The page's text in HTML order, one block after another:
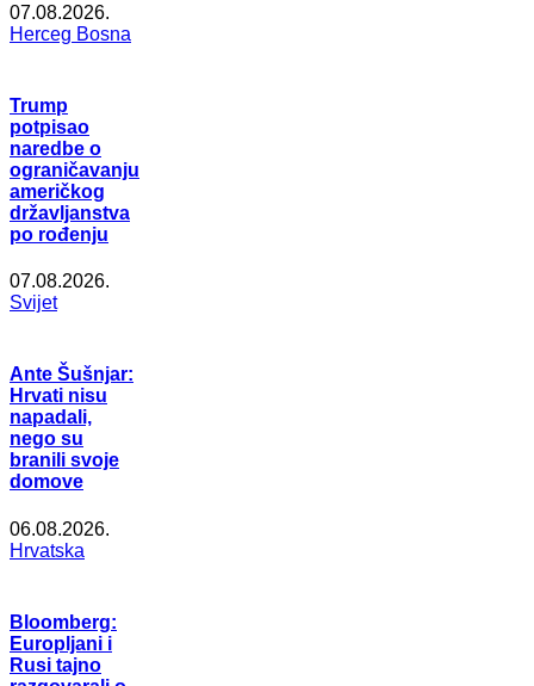
07.08.2026.
Herceg Bosna
Trump
potpisao
naredbe o
ograničavanju
američkog
državljanstva
po rođenju
07.08.2026.
Svijet
Ante Šušnjar:
Hrvati nisu
napadali,
nego su
branili svoje
domove
06.08.2026.
Hrvatska
Bloomberg:
Europljani i
Rusi tajno